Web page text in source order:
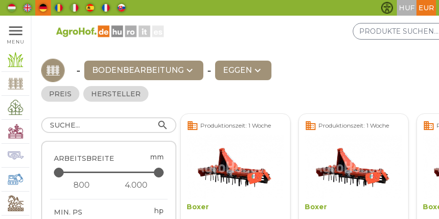
HUF EUR
menu
MENU
- BODENBEARBEITUNG expand_more - EGGEN expand_more
PREIS HERSTELLER
search
ARBEITSBREITE mm
MIN. PS hp
business Produktionszeit: 1 Woche
Boxer
business Produktionszeit: 1 Woche
Boxer
business